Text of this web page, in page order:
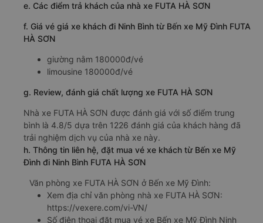
e. Các điểm trả khách của nhà xe FUTA HÀ SƠN
f. Giá vé giá xe khách đi Ninh Bình từ Bến xe Mỹ Đình FUTA
HÀ SƠN
giường nằm 180000đ/vé
limousine 180000đ/vé
g. Review, đánh giá chất lượng xe FUTA HÀ SƠN
Nhà xe FUTA HÀ SƠN được đánh giá với số điểm trung
bình là 4.8/5 dựa trên 1226 đánh giá của khách hàng đã
trải nghiệm dịch vụ của nhà xe này.
h. Thông tin liên hệ, đặt mua vé xe khách từ Bến xe Mỹ
Đình đi Ninh Bình FUTA HÀ SƠN
Văn phòng xe FUTA HÀ SƠN ở Bến xe Mỹ Đình:
Xem địa chỉ văn phòng nhà xe FUTA HÀ SƠN:
https://vexere.com/vi-VN/
Số điện thoại đặt mua vé xe Bến xe Mỹ Đình Ninh